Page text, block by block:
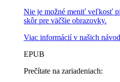
Nie je možné meniť veľkosť
skôr pre väčšie obrazovky.
Viac informácií v našich
EPUB
Prečítate na zariadeniach: